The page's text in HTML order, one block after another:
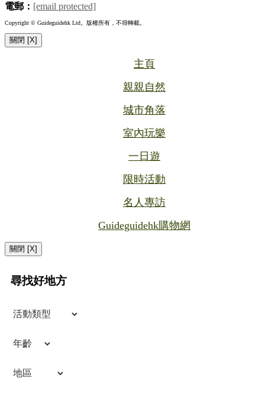
電郵： [email protected]
Copyright © Guideguidehk Ltd。版權所有，不得轉載。
關閉 [X]
主頁
親親自然
城市角落
室內玩樂
一日遊
限時活動
名人專訪
Guideguidehk購物網
關閉 [X]
尋找好地方